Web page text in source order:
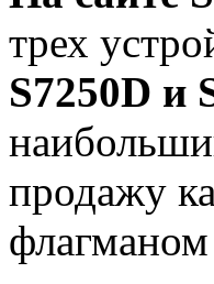
трех
S7250D и
продажу